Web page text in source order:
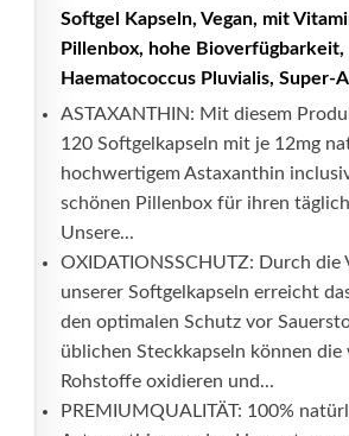
Softgel Kapseln, Vegan, mit
Pillenbox, hohe Bioverfügbarkeit,
Haematococcus Pluvialis, Super-
ASTAXANTHIN: Mit diesem
120 Softgelkapseln mit je 12mg
hochwertigem Astaxanthin
schönen Pillenbox für ihren
Unsere...
OXIDATIONSSCHUTZ: Durch die
unserer Softgelkapseln erreicht
den optimalen Schutz vor
üblichen Steckkapseln können
Rohstoffe oxidieren und...
PREMIUMQUALITÄT: 100%